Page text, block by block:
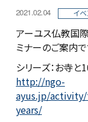
2021.02.04 イベ
アーユス仏教国
ミナーのご案内で
シリーズ：お寺
http://ngo-
ayus.jp/
years/